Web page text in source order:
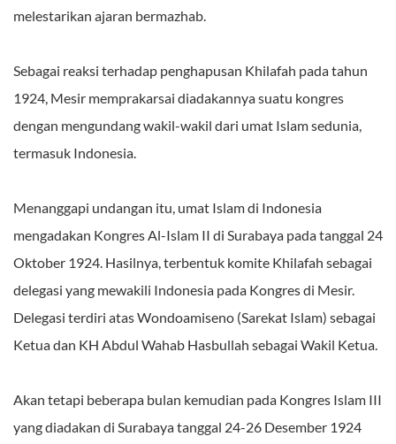
melestarikan ajaran bermazhab.
Sebagai reaksi terhadap penghapusan Khilafah pada tahun
1924, Mesir memprakarsai diadakannya suatu kongres
dengan mengundang wakil-wakil dari umat Islam sedunia,
termasuk Indonesia.
Menanggapi undangan itu, umat Islam di Indonesia
mengadakan Kongres Al-Islam II di Surabaya pada tanggal 24
Oktober 1924. Hasilnya, terbentuk komite Khilafah sebagai
delegasi yang mewakili Indonesia pada Kongres di Mesir.
Delegasi terdiri atas Wondoamiseno (Sarekat Islam) sebagai
Ketua dan KH Abdul Wahab Hasbullah sebagai Wakil Ketua.
Akan tetapi beberapa bulan kemudian pada Kongres Islam III
yang diadakan di Surabaya tanggal 24-26 Desember 1924